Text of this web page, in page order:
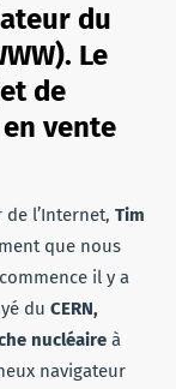
du
Le
de
vente
l’Internet, Tim
que nous
il y a
du CERN,
nucléaire à
navigateur